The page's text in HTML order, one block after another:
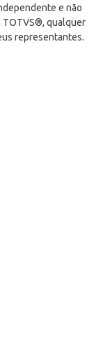
e não
TOTVS®, qualquer
representantes.